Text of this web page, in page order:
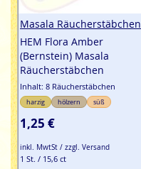
Masala Räucherstäbchen
HEM Flora Amber
(Bernstein) Masala
Räucherstäbchen
Inhalt: 8 Räucherstäbchen
harzig hölzern süß
1,25 €
inkl. MwtSt / zzgl. Versand
1 St. / 15,6 ct